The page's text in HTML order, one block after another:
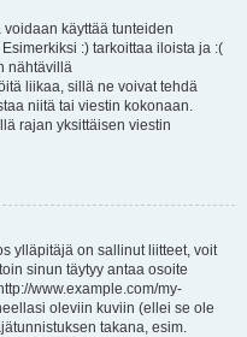
käyttää tunteiden
:) tarkoittaa iloista ja :(
nähtävillä
liikaa, sillä ne voivat tehdä
niitä tai viestin kokonaan.
rajan yksittäisen viestin
ylläpitäjä on sallinut liitteet, voit
sinun täytyy antaa osoite
www.example.com/my-
oleviin kuviin (ellei se ole
takana, esim.